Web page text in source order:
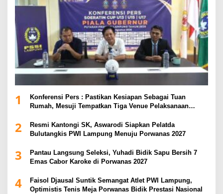
1
Konferensi Pers : Pastikan Kesiapan Sebagai Tuan
Rumah, Mesuji Tempatkan Tiga Venue Pelaksanaan
2
Resmi Kantongi SK, Aswarodi Siapkan Pelatda
Bulutangkis PWI Lampung Menuju Porwanas 2027
3
Pantau Langsung Seleksi, Yuhadi Bidik Sapu Bersih 7
Emas Cabor Karoke di Porwanas 2027
4
Faisol Djausal Suntik Semangat Atlet PWI Lampung,
Optimistis Tenis Meja Porwanas Bidik Prestasi Nasional